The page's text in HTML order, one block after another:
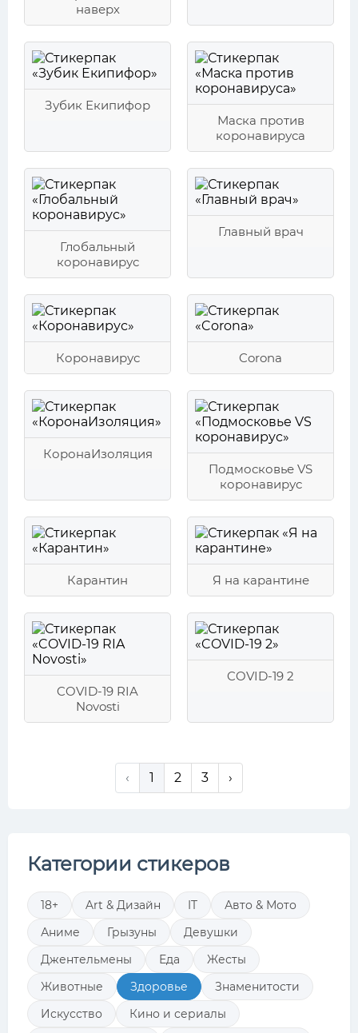
наверх
Зубик Екипифор
Маска против
коронавируса
Глобальный
коронавирус
Главный врач
Коронавирус Corona
КоронаИзоляция
Подмосковье VS
коронавирус
Карантин Я на карантине
COVID-19 RIA
Novosti
COVID-19 2
‹ 1 2 3 ›
Категории стикеров
18+ Art & Дизайн IT
Авто & Мото
Аниме
Грызуны
Девушки
Джентельмены
Еда
Жесты
Животные
Здоровье
Знаменитости
Искусство
Кино и сериалы